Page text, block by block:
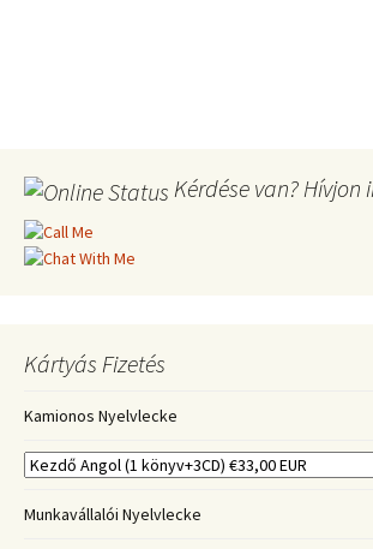
Kérdése van? Hívjon
Kártyás Fizetés
Kamionos Nyelvlecke
Munkavállalói Nyelvlecke